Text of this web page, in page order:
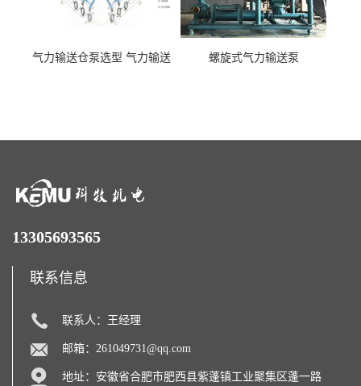
气力输送仓泵选型 气力输送
螺旋式气力输送泵
13305693565
联系信息
联系人：王经理
邮箱： 261049731@qq.com
地址：安徽省合肥市肥西县紫蓬镇工业聚集区蓬一路